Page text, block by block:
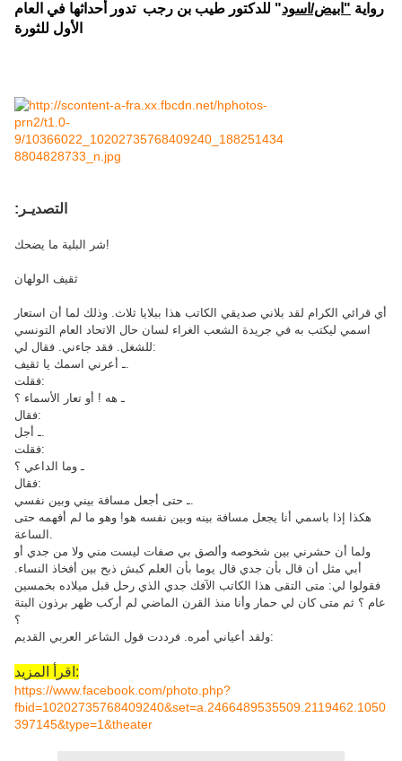
رواية "ابيض/اسود" للدكتور طيب بن رجب تدور أحداثها في العام
:التصديـر
شر البلية ما يضحك!
ثقيف الولهان
أي قرائي الكرام لقد بلاني صديقي الكاتب هذا ببلايا ثلاث. وذلك لما أن استعار
اسمي ليكتب به في جريدة الشعب الغراء لسان حال الاتحاد العام التونسي
للشغل. فقد جاءني. فقال لي:
ـ أعرني اسمك يا ثقيف.
فقلت:
فقال:
ـ أجل.
فقلت:
فقال:
ـ حتى أجعل مسافة بيني وبين نفسي.
هكذا إذا باسمي أنا يجعل مسافة بينه وبين نفسه هو! وهو ما لم أفهمه حتى
الساعة.
ولما أن حشرني بين شخوصه وألصق بي صفات ليست مني ولا من جدي أو
أبي مثل أن قال بأن جدي قال يوما بأن العلم كبش ذبح بين أفخاذ النساء.
فقولوا لي: متى التقى هذا الكاتب الآفك جدي الذي رحل قبل ميلاده بخمسين
عام ؟ ثم متى كان لي حمار وأنا منذ القرن الماضي لم أركب ظهر برذون البتة
ولقد أعياني أمره. فرددت قول الشاعر العربي القديم:
اقرأ المزيد:
https://www.facebook.com/photo.php?
fbid=10202735768409240&set=a.2466489535509.2119462.1050
397145&type=1&theater